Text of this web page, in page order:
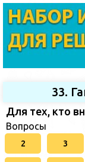
33.
Для тех, кто
Вопросы
2 3